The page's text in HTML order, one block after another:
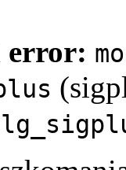
error: